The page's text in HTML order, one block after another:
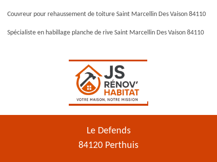
Couvreur pour rehaussement de toiture Saint Marcellin Des Vaison 84110
Spécialiste en habillage planche de rive Saint Marcellin Des Vaison 84110
Le Defends
84120 Perthuis